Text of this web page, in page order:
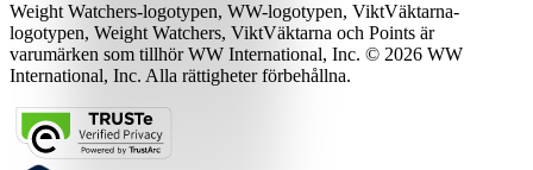
Weight Watchers-logotypen, WW-logotypen, ViktVäktarna-
logotypen, Weight Watchers, ViktVäktarna och Points är
varumärken som tillhör WW International, Inc. © 2026 WW
International, Inc. Alla rättigheter förbehållna.